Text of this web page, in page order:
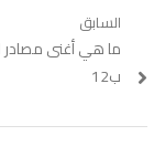
تصفّح
المقالات
السابق
Previous
post:
ما هي أغنى مصادر
ب12